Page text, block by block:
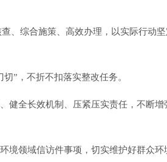
、综合施策、高效办理，以实际行动
切”，不折不扣落实整改任务。
全长效机制、压紧压实责任，不断增
领域信访件事项，切实维护好群众环